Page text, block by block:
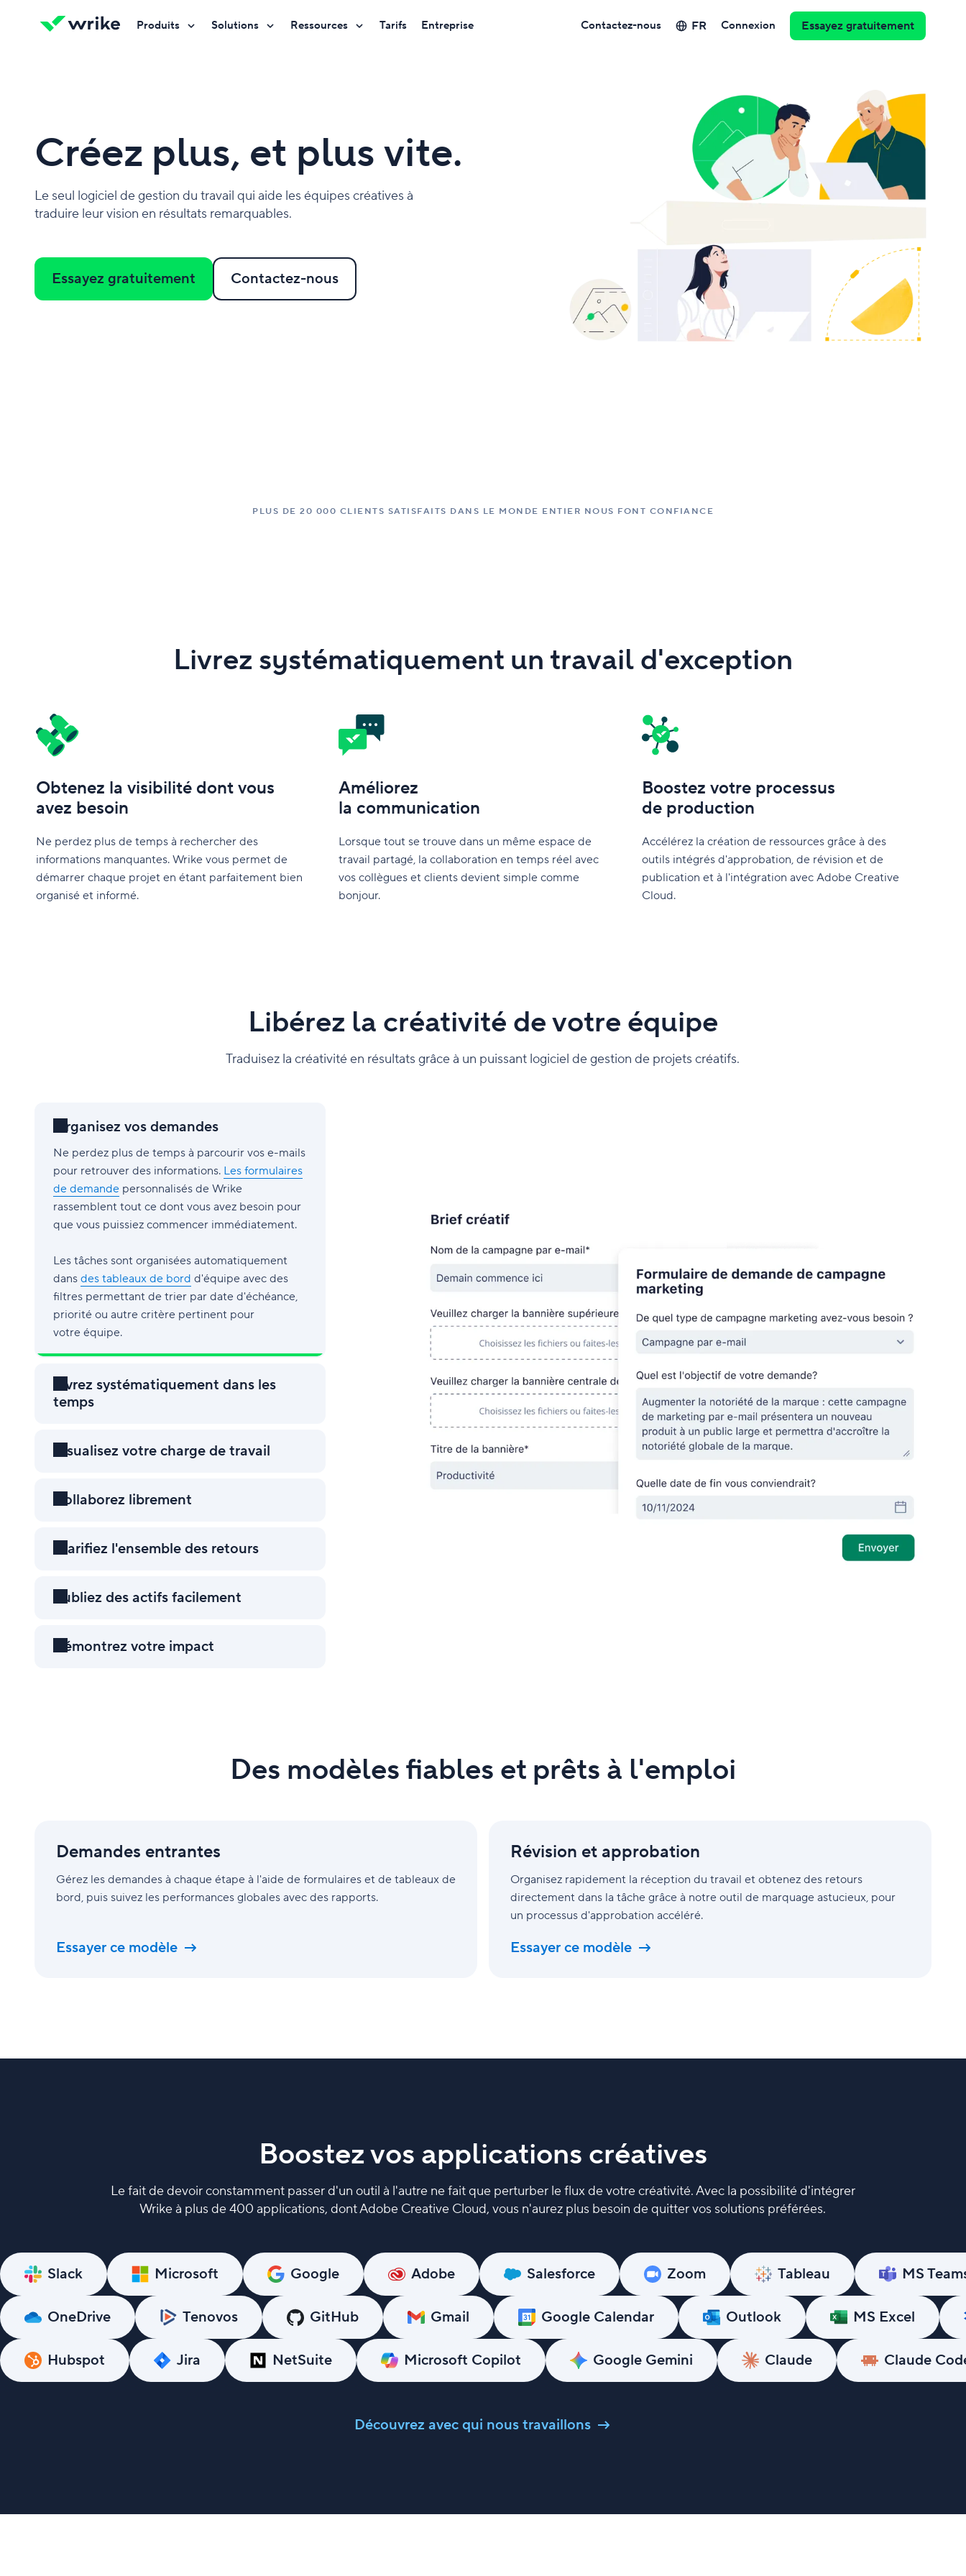
Produits Solutions Ressources Tarifs Entreprise Contactez-nous FR Connexion Essayez gratuitement
Créez plus, et plus vite.
Le seul logiciel de gestion du travail qui aide les équipes créatives à
traduire leur vision en résultats remarquables.
Essayez gratuitement Contactez-nous
PLUS DE 20 000 CLIENTS SATISFAITS DANS LE MONDE ENTIER NOUS FONT CONFIANCE
Livrez systématiquement un travail d'exception
Obtenez la visibilité dont vous
avez besoin
Ne perdez plus de temps à rechercher des
informations manquantes. Wrike vous permet de
démarrer chaque projet en étant parfaitement bien
organisé et informé.
Améliorez
la communication
Lorsque tout se trouve dans un même espace de
travail partagé, la collaboration en temps réel avec
vos collègues et clients devient simple comme
bonjour.
Boostez votre processus
de production
Accélérez la création de ressources grâce à des
outils intégrés d'approbation, de révision et de
publication et à l'intégration avec Adobe Creative
Cloud.
Libérez la créativité de votre équipe
Traduisez la créativité en résultats grâce à un puissant logiciel de gestion de projets créatifs.
Organisez vos demandes
Ne perdez plus de temps à parcourir vos e-mails
pour retrouver des informations. Les formulaires
de demande personnalisés de Wrike
rassemblent tout ce dont vous avez besoin pour
que vous puissiez commencer immédiatement.
Les tâches sont organisées automatiquement
dans des tableaux de bord d'équipe avec des
filtres permettant de trier par date d'échéance,
priorité ou autre critère pertinent pour
votre équipe.
Livrez systématiquement dans les
temps
Visualisez votre charge de travail
Collaborez librement
Clarifiez l'ensemble des retours
Publiez des actifs facilement
Démontrez votre impact
Des modèles fiables et prêts à l'emploi
Demandes entrantes
Gérez les demandes à chaque étape à l'aide de formulaires et de tableaux de
bord, puis suivez les performances globales avec des rapports.
Essayer ce modèle
entrantes
Révision et approbation
Organisez rapidement la réception du travail et obtenez des retours
directement dans la tâche grâce à notre outil de marquage astucieux, pour
un processus d'approbation accéléré.
Essayer ce modèle
approbation
Boostez vos applications créatives
Le fait de devoir constamment passer d'un outil à l'autre ne fait que perturber le flux de votre créativité. Avec la possibilité d'intégrer
Wrike à plus de 400 applications, dont Adobe Creative Cloud, vous n'aurez plus besoin de quitter vos solutions préférées.
Slack Microsoft Google Adobe Salesforce Zoom Tableau MS
OneDrive Tenovos GitHub Gmail Google Calendar Outlook MS Excel
Hubspot Jira NetSuite Microsoft Copilot Google Gemini Claude Claude
Découvrez avec qui nous travaillons